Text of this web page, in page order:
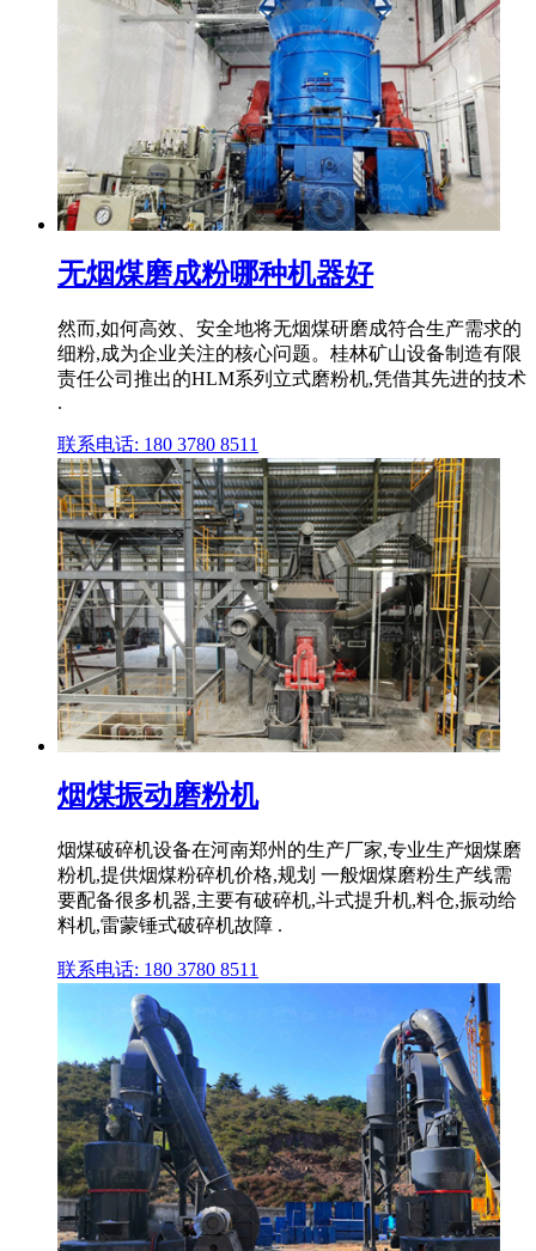
无烟煤磨成粉哪种机器好
然而,如何高效、安全地将无烟煤研磨成符合生产需求的
细粉,成为企业关注的核心问题。桂林矿山设备制造有限
责任公司推出的HLM系列立式磨粉机,凭借其先进的技术
.
联系电话: 180 3780 8511
烟煤振动磨粉机
烟煤破碎机设备在河南郑州的生产厂家,专业生产烟煤磨
粉机,提供烟煤粉碎机价格,规划 一般烟煤磨粉生产线需
要配备很多机器,主要有破碎机,斗式提升机,料仓,振动给
料机,雷蒙锤式破碎机故障 .
联系电话: 180 3780 8511